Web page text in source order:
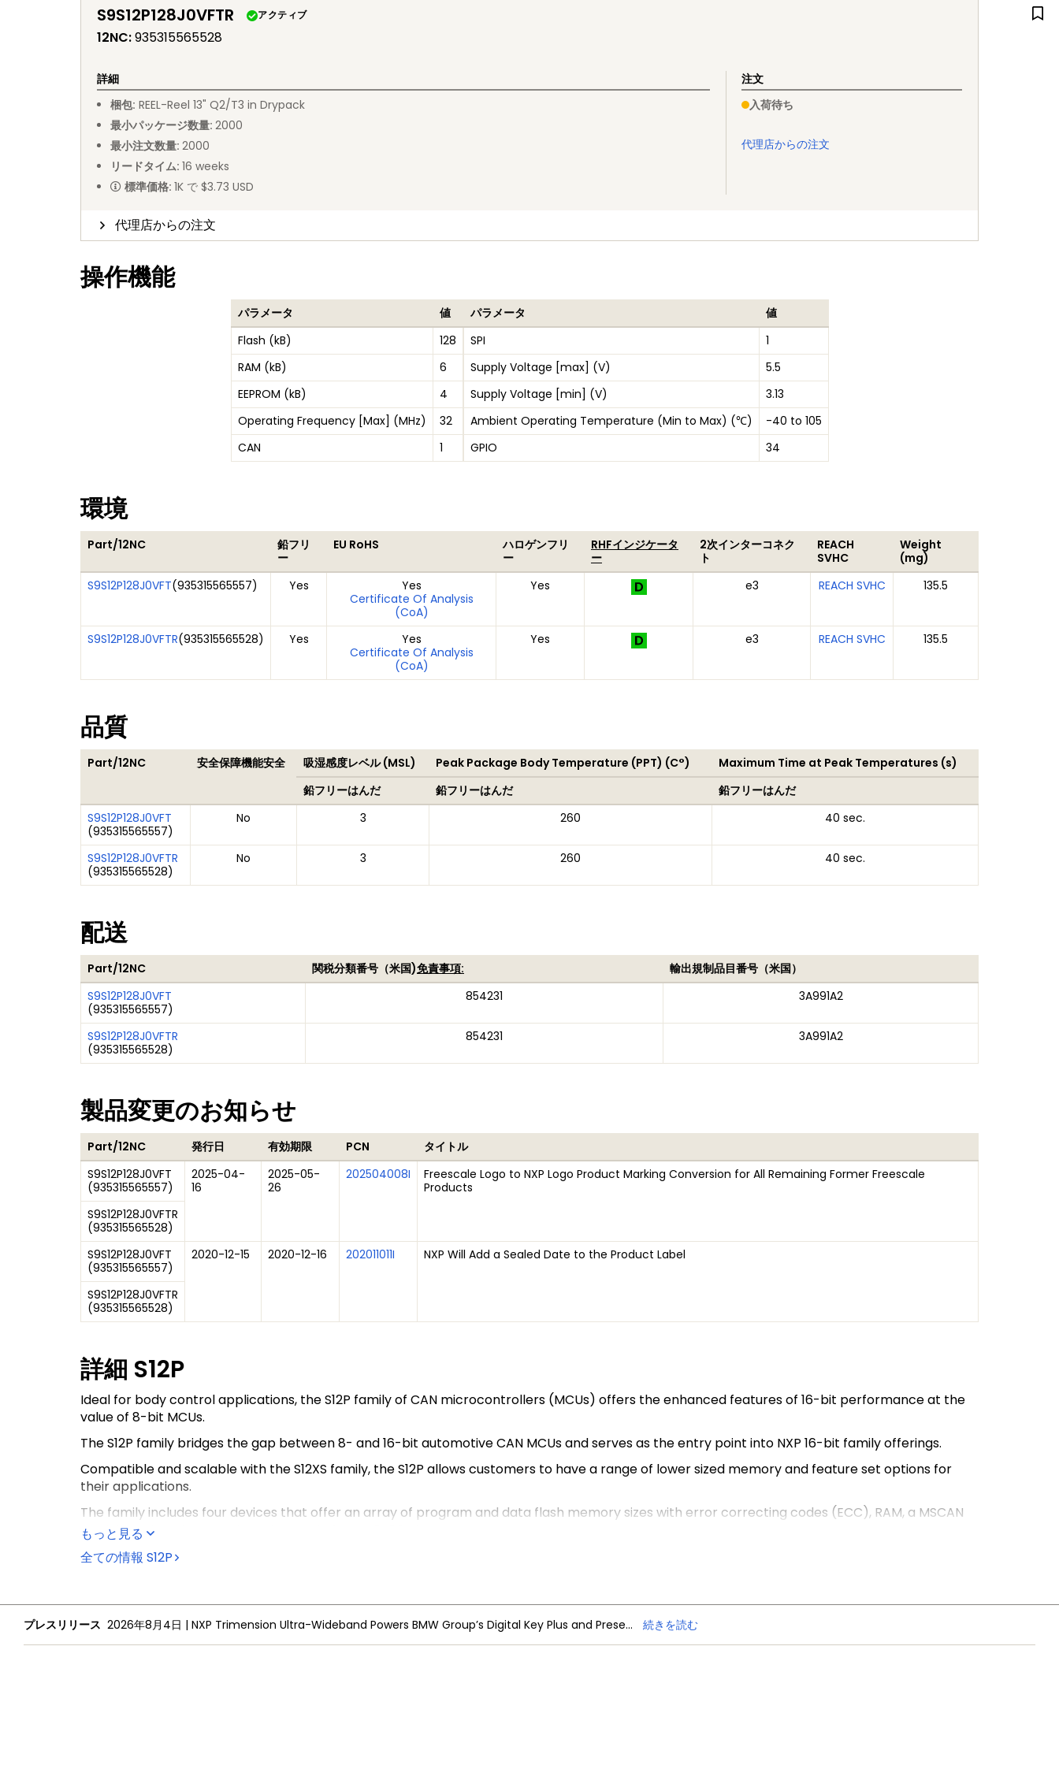
S9S12P128J0VFTR アクティブ
12NC:935315565528
詳細
梱包: REEL-Reel 13" Q2/T3 in Drypack
最小パッケージ数量: 2000
最小注文数量: 2000
リードタイム: 16 weeks
標準価格: 1K で $3.73 USD
注文
入荷待ち
代理店からの注文
代理店からの注文
操作機能
パラメータ
値
Flash (kB)
128
RAM (kB)
6
EEPROM (kB)
4
Operating Frequency [Max] (MHz)
32
CAN
1
パラメータ
値
SPI
1
Supply Voltage [max] (V)
5.5
Supply Voltage [min] (V)
3.13
Ambient Operating Temperature (Min to Max) (℃)
-40 to 105
GPIO
34
環境
Part/12NC
鉛フリ
ー
EU RoHS
ハロゲンフリ
ー
RHFインジケータ
ー
2次インターコネク
ト
REACH
SVHC
Weight
(mg)
S9S12P128J0VFT(935315565557) Yes
Yes
Certificate Of Analysis
(CoA)
Yes e3 REACH SVHC 135.5
S9S12P128J0VFTR(935315565528) Yes
Yes
Certificate Of Analysis
(CoA)
Yes e3 REACH SVHC 135.5
品質
Part/12NC 安全保障機能安全 吸湿感度レベル (MSL) Peak Package Body Temperature (PPT) (C°)
Maximum Time at Peak Temperatures (s)
鉛フリーはんだ
鉛フリーはんだ
鉛フリーはんだ
S9S12P128J0VFT
(935315565557)
No 3 260 40 sec.
S9S12P128J0VFTR
(935315565528)
No 3 260 40 sec.
配送
Part/12NC 関税分類番号（米国)免責事項:
輸出規制品目番号（米国）
S9S12P128J0VFT
(935315565557)
854231 3A991A2
S9S12P128J0VFTR
(935315565528)
854231 3A991A2
製品変更のお知らせ
Part/12NC 発行日 有効期限 PCN
タイトル
S9S12P128J0VFT
(935315565557)
2025-04-
16
2025-05-
26
202504008I
Freescale Logo to NXP Logo Product Marking Conversion for All Remaining Former Freescale
Products
S9S12P128J0VFTR
(935315565528)
S9S12P128J0VFT
(935315565557)
2020-12-15 2020-12-16 202011011I NXP Will Add a Sealed Date to the Product Label
S9S12P128J0VFTR
(935315565528)
詳細 S12P
Ideal for body control applications, the S12P family of CAN microcontrollers (MCUs) offers the enhanced features of 16-bit performance at the
value of 8-bit MCUs.
The S12P family bridges the gap between 8- and 16-bit automotive CAN MCUs and serves as the entry point into NXP 16-bit family offerings.
Compatible and scalable with the S12XS family, the S12P allows customers to have a range of lower sized memory and feature set options for
their applications.
The family includes four devices that offer an array of program and data flash memory sizes with error correcting codes (ECC), RAM, a MSCAN
module and package options that scale from 48-80 pins.
もっと見る
全ての情報 S12P
プレスリリース 2026年8月4日 | NXP Trimension Ultra-Wideband Powers BMW Group’s Digital Key Plus and Presence Detection 続きを読む